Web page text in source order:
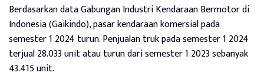
Berdasarkan data Gabungan Industri Kendaraan Bermotor di
Indonesia (Gaikindo), pasar kendaraan komersial pada
semester 1 2024 turun. Penjualan truk pada semester 1 2024
terjual 28.033 unit atau turun dari semester 1 2023 sebanyak
43.415 unit.